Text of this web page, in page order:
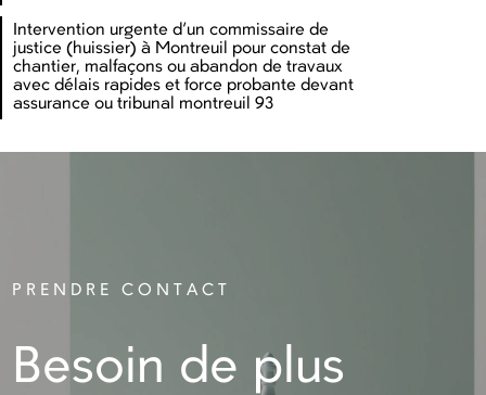
Intervention urgente d’un commissaire de
justice (huissier) à Montreuil pour constat de
chantier, malfaçons ou abandon de travaux
avec délais rapides et force probante devant
assurance ou tribunal montreuil 93
PRENDRE CONTACT
Besoin de plus